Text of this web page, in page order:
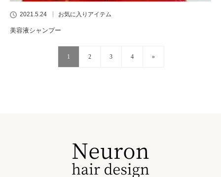
2021.5.24 お気に入りアイテム
美容液シャンプー
1 2 3 4 »